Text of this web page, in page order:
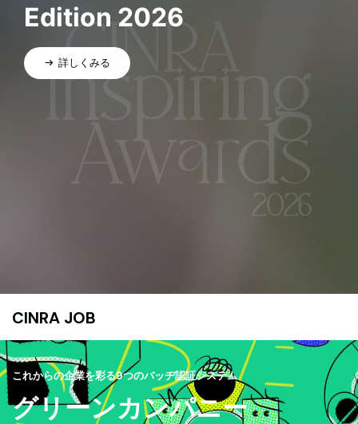
Edition 2026
詳しくみる
CINRA JOB
これからの企業を彩る9つのバッヂ認証システム
グリーンカンパニー